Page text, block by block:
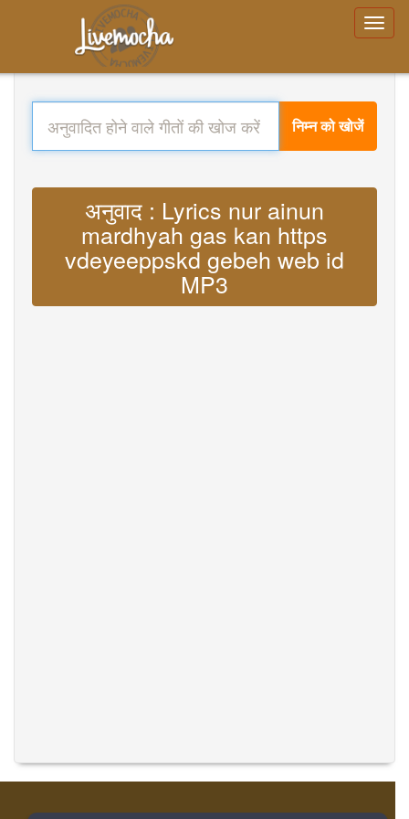
निम्न को खोजें
अनुवाद : Lyrics nur ainun
mardhyah gas kan https
vdeyeeppskd gebeh web id
MP3